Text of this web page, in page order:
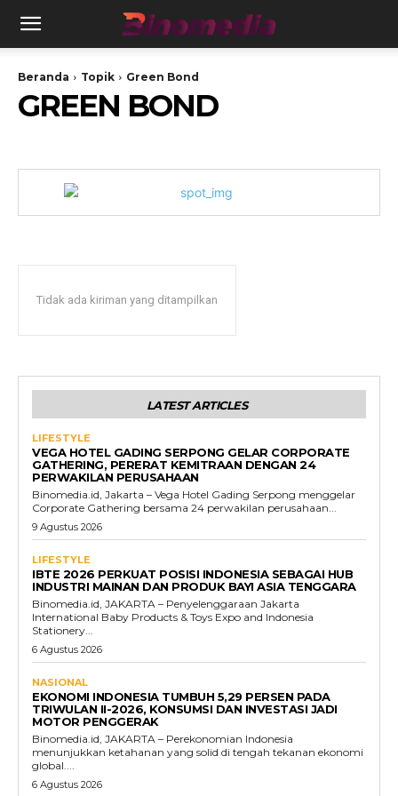
Beranda Topik Green Bond
GREEN BOND
Tidak ada kiriman yang ditampilkan
LATEST ARTICLES
LIFESTYLE
VEGA HOTEL GADING SERPONG GELAR CORPORATE
GATHERING, PERERAT KEMITRAAN DENGAN 24
PERWAKILAN PERUSAHAAN
Binomedia.id, Jakarta – Vega Hotel Gading Serpong menggelar
Corporate Gathering bersama 24 perwakilan perusahaan...
9 Agustus 2026
LIFESTYLE
IBTE 2026 PERKUAT POSISI INDONESIA SEBAGAI HUB
INDUSTRI MAINAN DAN PRODUK BAYI ASIA TENGGARA
Binomedia.id, JAKARTA – Penyelenggaraan Jakarta
International Baby Products & Toys Expo and Indonesia
Stationery...
6 Agustus 2026
NASIONAL
EKONOMI INDONESIA TUMBUH 5,29 PERSEN PADA
TRIWULAN II-2026, KONSUMSI DAN INVESTASI JADI
MOTOR PENGGERAK
Binomedia.id, JAKARTA – Perekonomian Indonesia
menunjukkan ketahanan yang solid di tengah tekanan ekonomi
global....
6 Agustus 2026